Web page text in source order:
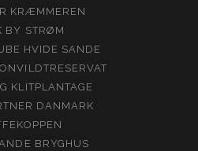
KRÆMMEREN
BY STRØM
HVIDE SANDE
KLITPLANTAGE
DANMARK
BRYGHUS